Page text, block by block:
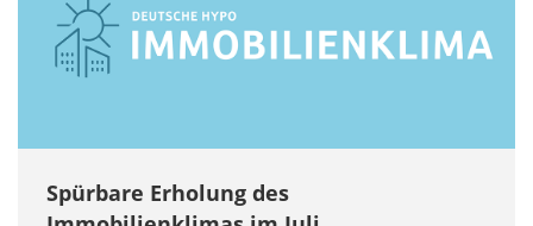
Spürbare Erholung des